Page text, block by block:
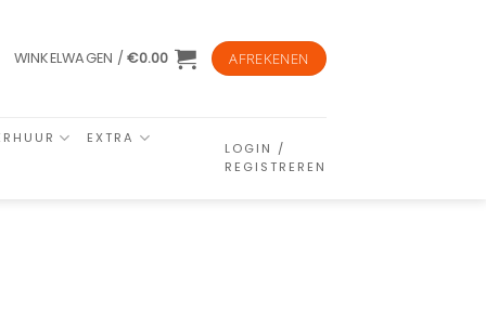
WINKELWAGEN /€0.00 AFREKENEN
EXTRA
LOGIN /
REGISTREREN